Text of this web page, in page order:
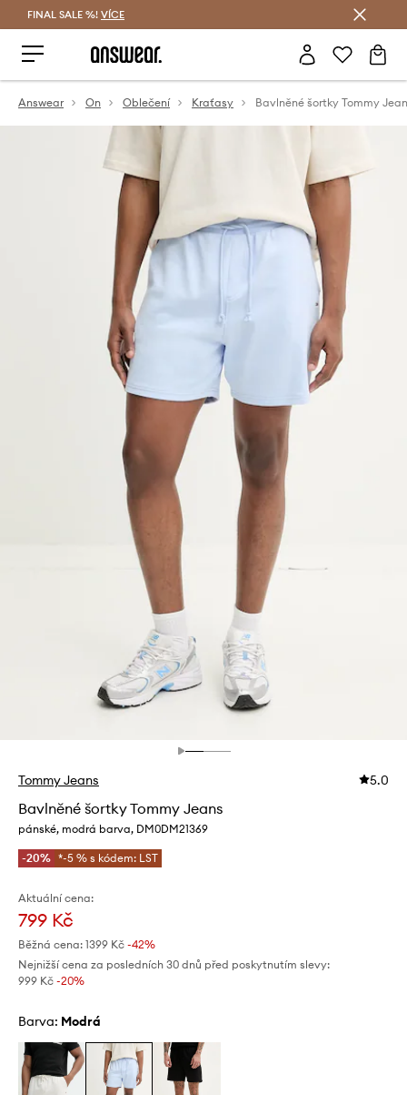
FINAL SALE %! VÍCE
Answear On Oblečení Kraťasy Bavlněné šortky Tommy
Tommy Jeans 5.0
Bavlněné šortky Tommy Jeans
pánské, modrá barva, DM0DM21369
-20% *-5 % s kódem: LST
Aktuální cena:
799 Kč
Běžná cena: 1399 Kč -42%
Nejnižší cena za posledních 30 dnů před poskytnutím slevy:
999 Kč -20%
Barva: modrá